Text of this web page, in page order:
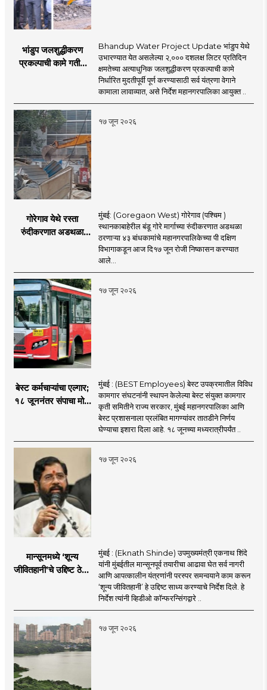
भांडुप जलशुद्धीकरण
प्रकल्पाची कामे गतीने
Bhandup Water Project Update भांडुप येथे
उभारण्यात येत असलेल्या २,००० दशलक्ष लिटर प्रतिदिन
क्षमतेच्या अत्याधुनिक जलशुद्धीकरण प्रकल्पाची कामे
निर्धारित मुदतीपूर्वी पूर्ण करण्यासाठी सर्व यंत्रणा वेगाने
कामाला लावाव्यात, असे निर्देश महानगरपालिका आयुक्त ..
१७ जून २०२६
गोरेगाव येथे रस्ता
रुंदीकरणात अडथळा
मुंबई: (Goregaon West) गोरेगाव (पश्चिम )
स्थानकाबाहेरील बंडू गोरे मार्गाच्या रुंदीकरणात अडथळा
ठरणाऱ्या ४३ बांधकामांचे महानगरपालिकेच्या पी दक्षिण
विभागाकडून आज दि१७ जून रोजी निष्कासन करण्यात
आले...
१७ जून २०२६
बेस्ट कर्मचाऱ्यांचा एल्गार;
१८ जूननंतर संपाचा मोठा
मुंबई : (BEST Employees) बेस्ट उपक्रमातील विविध
कामगार संघटनांनी स्थापन केलेल्या बेस्ट संयुक्त कामगार
कृती समितीने राज्य सरकार, मुंबई महानगरपालिका आणि
बेस्ट प्रशासनाला प्रलंबित मागण्यांवर तातडीने निर्णय
घेण्याचा इशारा दिला आहे. १८ जूनच्या मध्यरात्रीपर्यंत ..
१७ जून २०२६
मान्सूनमध्ये ‘शून्य
जीवितहानी’चे उद्दिष्ट ठेवून
शिंदे
मुंबई : (Eknath Shinde) उपमुख्यमंत्री एकनाथ शिंदे
यांनी मुंबईतील मान्सूनपूर्व तयारीचा आढावा घेत सर्व नागरी
आणि आपत्कालीन यंत्रणांनी परस्पर समन्वयाने काम करून
‘शून्य जीवितहानी’ हे उद्दिष्ट साध्य करण्याचे निर्देश दिले. हे
निर्देश त्यांनी व्हिडीओ कॉन्फरन्सिंगद्वारे ..
१७ जून २०२६